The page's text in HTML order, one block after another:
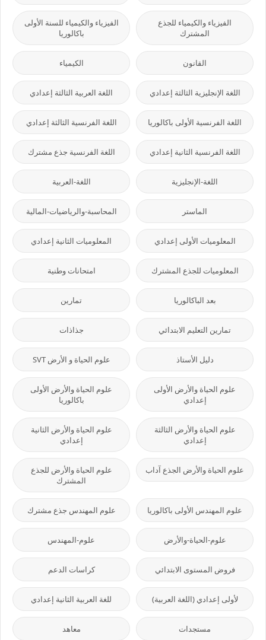
الفيزياء والكيمياء للجذع
المشترك
الفيزياء والكيمياء للسنة الأولى
باكالوريا
القانون الكيمياء
اللغة الإنجليزية الثالثة إعدادي اللغة العربية الثالثة إعدادي
اللغة الفرنسية الأولى باكالوريا اللغة الفرنسية الثالثة إعدادي
اللغة الفرنسية الثانية إعدادي اللغة الفرنسية جذع مشترك
اللغة-الإنجليزية اللغة-العربية
الماستر المحاسبة-والرياضيات-المالية
المعلوميات الأولى إعدادي المعلوميات الثانية إعدادي
المعلوميات للجذع المشترك امتحانات وطنية
بعد الباكالوريا تمارين
تمارين التعليم الابتدائي جذاذات
دليل الأستاذ علوم الحياة و الأرض SVT
علوم الحياة والأرض الأولى
إعدادي
علوم الحياة والأرض الأولى
باكالوريا
علوم الحياة والأرض الثالثة
إعدادي
علوم الحياة والأرض الثانية
إعدادي
علوم الحياة والأرض الجذع آداب
علوم الحياة والأرض للجذع
المشترك
علوم المهندس الأولى باكالوريا علوم المهندس جذع مشترك
علوم-الحياة-والأرض علوم-المهندس
فروض المستوى الابتدائي كراسات الدعم
لأولى إعدادي (اللغة العربية) للغة العربية الثانية إعدادي
مستجدات معاهد